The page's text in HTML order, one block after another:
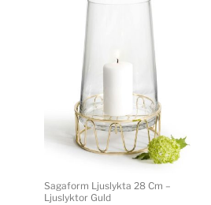
Sagaform Ljuslykta 28 Cm –
Ljuslyktor Guld